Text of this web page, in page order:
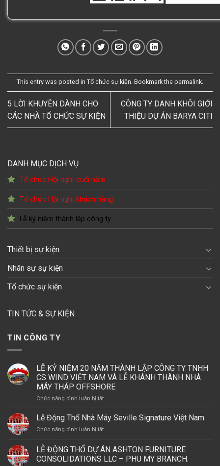
DANH MỤC DỊCH VỤ
Tổ chức Hội nghị cuối năm
Tổ chức Hội nghị khách hàng
Lễ kỷ niệm thành lập công ty
Thiết bị sự kiện
Nhân sự sự kiện
Tổ chức sự kiện
TIN TỨC & SỰ KIỆN
TIN CÔNG TY
LỄ KỶ NIỆM 20 NĂM THÀNH LẬP CÔNG TY TNHH
CS WIND VIỆT NAM VÀ LỄ KHÁNH THÀNH NHÀ
MÁY THÁP OFFSHORE
Chức năng bình luận bị tắtở
KỶ
NIỆM
20
THÀNH
LẬP
Lễ Động Thổ Nhà Máy Seville Signature Việt Nam
Chức năng bình luận bị tắtở
Động
Thổ
Nhà
LỄ ĐỘNG THỔ DỰ ÁN ASHTON FURNITURE
CONSOLIDATIONS LLC – PHU MY BRANCH.
This entry was posted in Tổ chức sự kiện. Bookmark the permalink.
5 LỜI KHUYÊN DÀNH CHO
CÁC NHÀ TỔ CHỨC SỰ KIỆN
CÔNG TY DANH KHÔI GIỚI
THIỆU DỰ ÁN BARYA CITI